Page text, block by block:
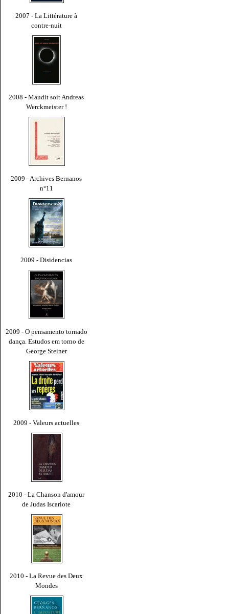
2007 - La Littérature à
contre-nuit
2008 - Maudit soit Andreas
Werckmeister !
2009 - Archives Bernanos
n°11
2009 - Disidencias
2009 - O pensamento tornado
dança. Estudos em torno de
George Steiner
2009 - Valeurs actuelles
2010 - La Chanson d'amour
de Judas Iscariote
2010 - La Revue des Deux
Mondes